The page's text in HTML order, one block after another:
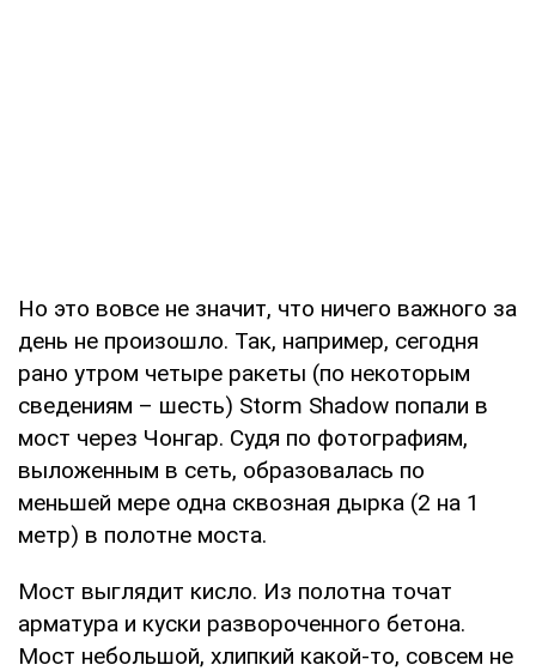
Но это вовсе не значит, что ничего важного за
день не произошло. Так, например, сегодня
рано утром четыре ракеты (по некоторым
сведениям – шесть) Storm Shadow попали в
мост через Чонгар. Судя по фотографиям,
выложенным в сеть, образовалась по
меньшей мере одна сквозная дырка (2 на 1
метр) в полотне моста.
Мост выглядит кисло. Из полотна точат
арматура и куски развороченного бетона.
Мост небольшой, хлипкий какой-то, совсем не